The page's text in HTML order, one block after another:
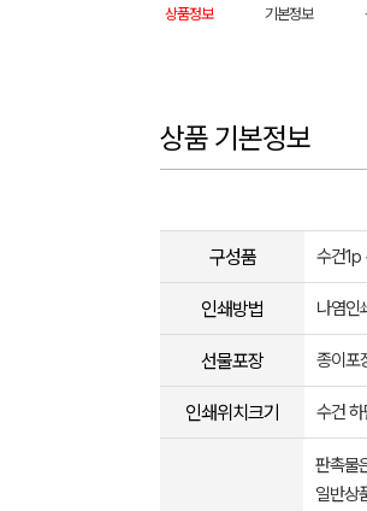
상품정보 기본정보
상품 기본정보
구성품 수건1p
인쇄방법 나염인
선물포장 종이포
인쇄위치크기 수건
판촉물
일반상